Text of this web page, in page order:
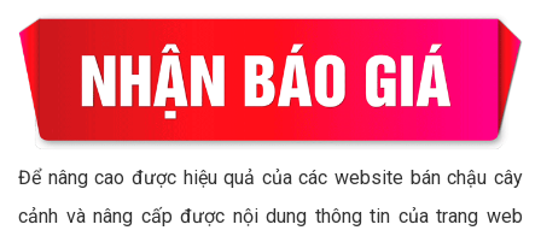
Để nâng cao được hiệu quả của các website bán chậu cây
cảnh và nâng cấp được nội dung thông tin của trang web